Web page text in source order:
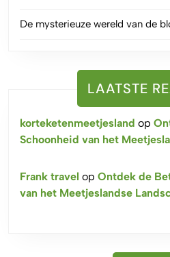
De mysterieuze wereld van de
LAATSTE
korteketenmeetjesland op
Schoonheid van het
Frank travel op Ontdek de
van het Meetjeslandse